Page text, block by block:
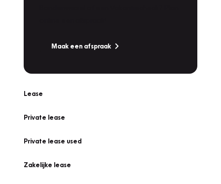
Maak een afspraak
Lease
Private lease
Private lease used
Zakelijke lease